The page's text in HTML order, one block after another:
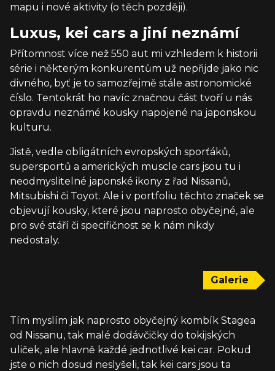
mapu i nové aktivity (o těch později).
Luxus, kei cars a jiní neznámí
Přítomnost více než 550 aut mi vzhledem k historii
série i některým konkurentům už nepřijde jako nic
divného, byť je to samozřejmě stále astronomické
číslo. Tentokrát ho navíc značnou část tvoří u nás
opravdu neznámé kousky napojené na japonskou
kulturu.
Jistě, vedle obligátních evropských sporťáků,
supersportů a amerických muscle cars jsou tu i
neodmyslitelné japonské ikony z řad Nissanů,
Mitsubishi či Toyot. Ale i v portfoliu těchto značek se
objevují kousky, které jsou naprosto obyčejné, ale
pro své stáří či specifičnost se k nám nikdy
nedostaly.
Galerie
Tím myslím jak naprosto obyčejný kombík Stagea
od Nissanu, tak malé dodávčičky do tokijských
uliček, ale hlavně každé jednotlivé kei car. Pokud
jste o nich dosud neslyšeli, tak kei cars jsou ta